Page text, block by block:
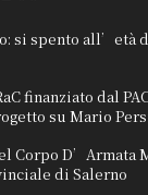
si spento all’età
finanziato dal
su Mario
Corpo D’Armata
di Salerno